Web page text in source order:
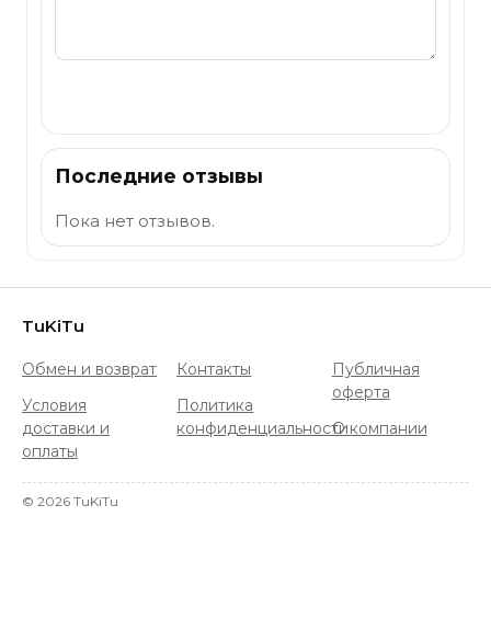
Последние отзывы
Пока нет отзывов.
TuKiTu
Обмен и возврат
Условия
доставки и
оплаты
Контакты
Политика
конфиденциальности
Публичная
оферта
О компании
© 2026 TuKiTu